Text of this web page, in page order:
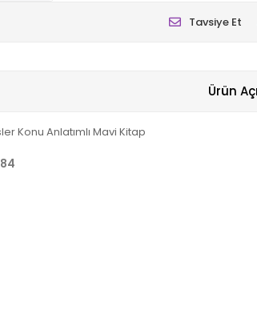
+
Tavsiye Et
Ürün
Konu Anlatımlı Mavi Kitap